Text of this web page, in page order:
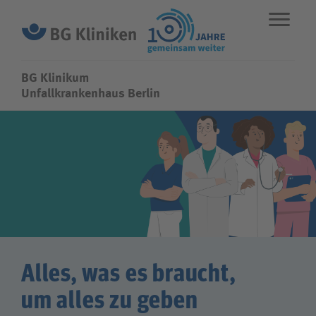
BG Klinikum
STANDORTE ENGLISHNOTFALL
Über uns
BG Klinikum
Unfallkrankenhaus Berlin
Alles, was es braucht,
um alles zu geben